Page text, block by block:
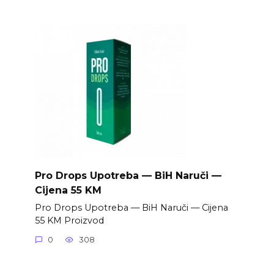
Pro Drops Upotreba — BiH Naruči —
Cijena 55 KM
Pro Drops Upotreba — BiH Naruči — Cijena
55 KM Proizvod
0 308